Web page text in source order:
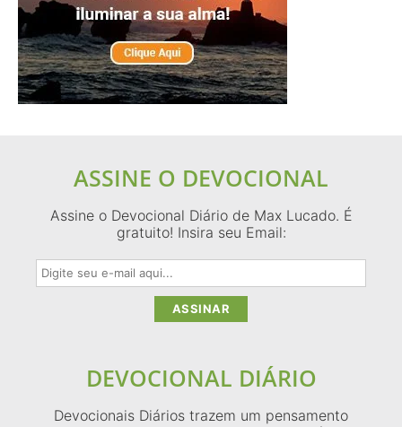
ASSINE O DEVOCIONAL
Assine o Devocional Diário de Max Lucado. É
gratuito! Insira seu Email:
DEVOCIONAL DIÁRIO
Devocionais Diários trazem um pensamento